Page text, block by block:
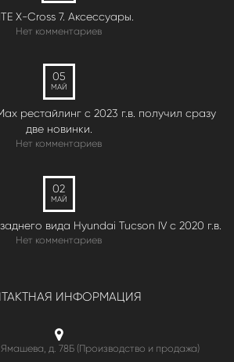
X-Cross 7. Аксессуары.
Нет комментариев
05
МАЙ
рестайлинг с 2023 г.в. получил сразу
две новинки.
Нет комментариев
02
МАЙ
вида Hyundai Tucson IV c 2020 г.в.
Нет комментариев
ИНФОРМАЦИЯ
д. 78Б (Производство и продажа)